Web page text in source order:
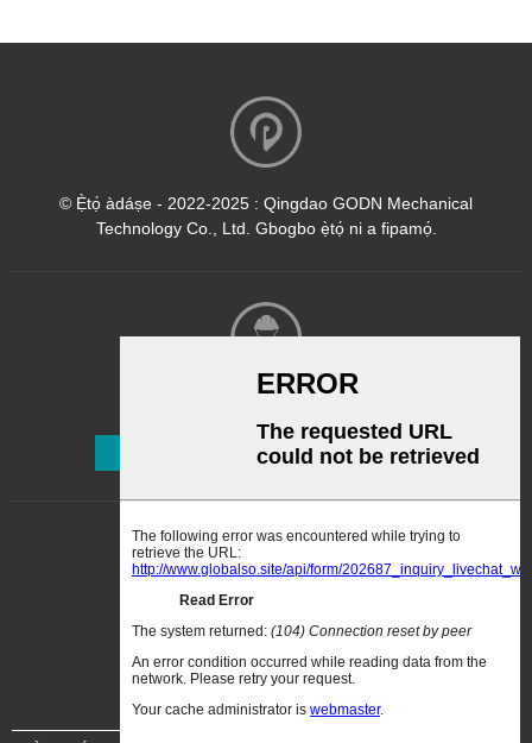
© Ẹ̀tọ́ àdáṣe - 2022-2025 : Qingdao GODN Mechanical
Technology Co., Ltd. Gbogbo ẹ̀tọ́ ni a fipamọ́.
Ṣe Alabapin